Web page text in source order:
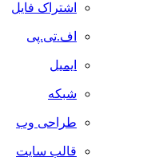
اشتراک فایل
اف.تی.پی
ایمیل
شبکه
طراحی وب
قالب سایت